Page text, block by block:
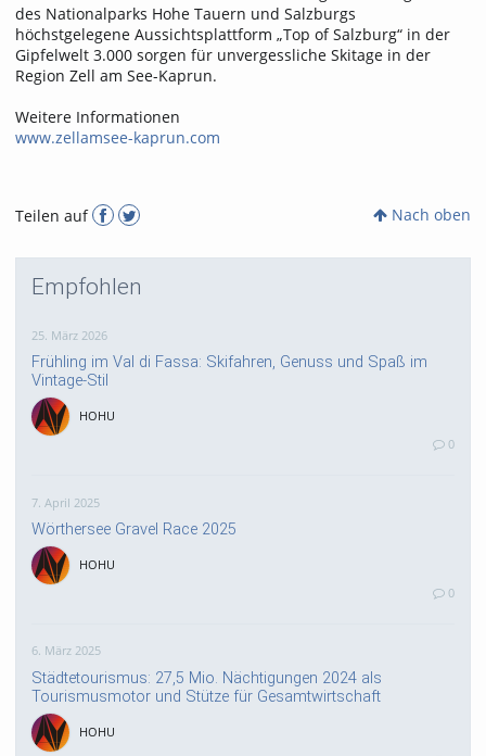
des Nationalparks Hohe Tauern und Salzburgs
höchstgelegene Aussichtsplattform „Top of Salzburg“ in der
Gipfelwelt 3.000 sorgen für unvergessliche Skitage in der
Region Zell am See-Kaprun.
Weitere Informationen
www.zellamsee-kaprun.com
Teilen auf Nach oben
Empfohlen
25. März 2026
Frühling im Val di Fassa: Skifahren, Genuss und Spaß im
Vintage-Stil
HOHU
0
7. April 2025
Wörthersee Gravel Race 2025
HOHU
0
6. März 2025
Städtetourismus: 27,5 Mio. Nächtigungen 2024 als
Tourismusmotor und Stütze für Gesamtwirtschaft
HOHU